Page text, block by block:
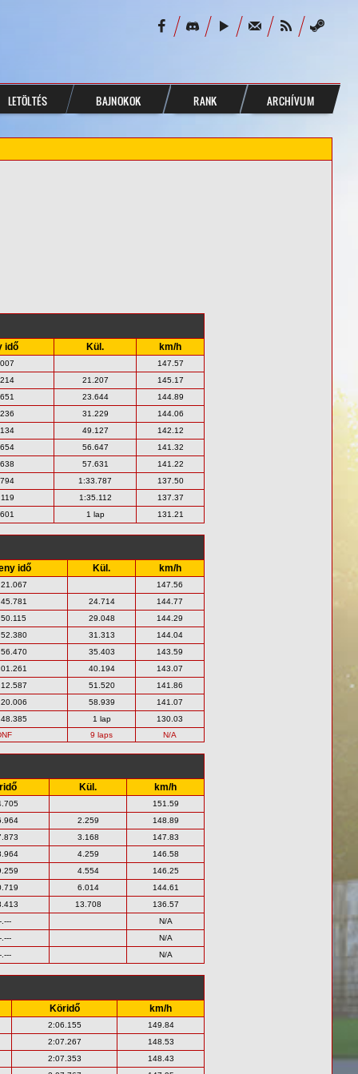
LETÖLTÉS BAJNOKOK RANK ARCHÍVUM
idő Kül. km/h
147.57
21.207
145.17
23.644
144.89
31.229
144.06
49.127
142.12
56.647
141.32
57.631
141.22
1:33.787
137.50
1:35.112
137.37
1 lap 131.21
idő Kül. km/h
147.56
24.714
144.77
29.048
144.29
31.313
144.04
35.403
143.59
40.194
143.07
51.520
141.86
58.939
141.07
1 lap
130.03
9 laps N/A
Kül. km/h
151.59
2.259
148.89
3.168
147.83
4.259
146.58
4.554
146.25
6.014
144.61
13.708
136.57
.---
N/A
.---
N/A
.---
N/A
Köridő km/h
2:06.155
149.84
2:07.267
148.53
2:07.353
148.43